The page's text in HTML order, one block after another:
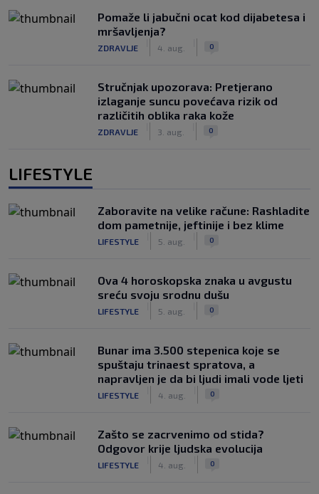
Pomaže li jabučni ocat kod dijabetesa i
mršavljenja?
ZDRAVLJE 4. aug. 0
Stručnjak upozorava: Pretjerano
izlaganje suncu povećava rizik od
različitih oblika raka kože
ZDRAVLJE 3. aug. 0
LIFESTYLE
Zaboravite na velike račune: Rashladite
dom pametnije, jeftinije i bez klime
LIFESTYLE 5. aug. 0
Ova 4 horoskopska znaka u avgustu
sreću svoju srodnu dušu
LIFESTYLE 5. aug. 0
Bunar imа 3.500 stepenica koje se
spuštaju trinaest spratova, a
napravljen je da bi ljudi imali vode ljeti
LIFESTYLE 4. aug. 0
Zašto se zacrvenimo od stida?
Odgovor krije ljudska evolucija
LIFESTYLE 4. aug. 0